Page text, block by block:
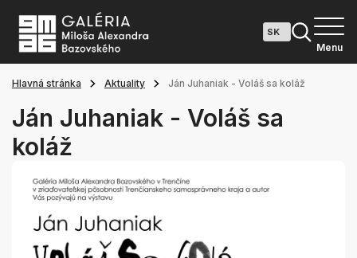
Menu
Hlavná stránka Aktuality Ján Juhaniak - Voláš sa koláž
Ján Juhaniak - Voláš sa
koláž